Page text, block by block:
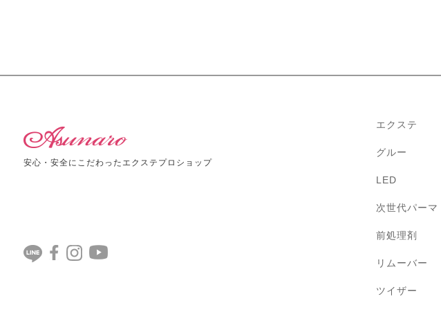
安心・安全にこだわったエクステプロショップ
エクステ
グルー
LED
次世代パーマ
前処理剤
リムーバー
ツイザー